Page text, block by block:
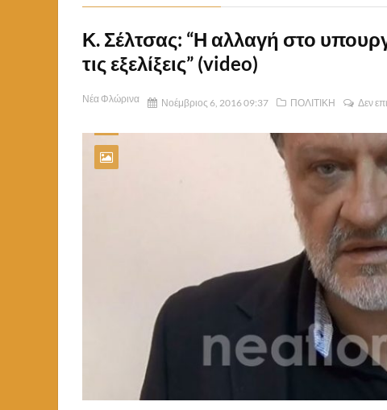
Κ. Σέλτσας: “Η αλλαγή στο
τις εξελίξεις” (video)
Νέα Φλώρινα Νοέμβριος 6, 2016 09:37 ΠΟΛΙΤΙΚΗ Δεν